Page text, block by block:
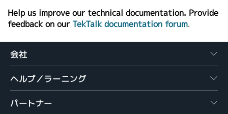
Help us improve our technical documentation. Provide
feedback on our TekTalk documentation forum.
会社
ヘルプ／ラーニング
パートナー